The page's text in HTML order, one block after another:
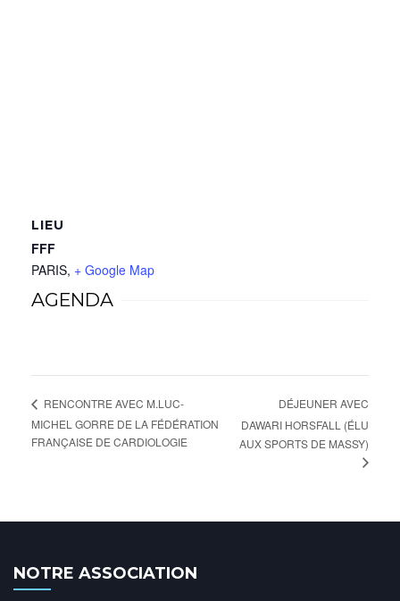
LIEU
FFF
PARIS, + Google Map
AGENDA
RENCONTRE AVEC M.LUC-
MICHEL GORRE DE LA FÉDÉRATION
FRANÇAISE DE CARDIOLOGIE
DÉJEUNER AVEC
DAWARI HORSFALL (ÉLU
AUX SPORTS DE MASSY)
NOTRE ASSOCIATION